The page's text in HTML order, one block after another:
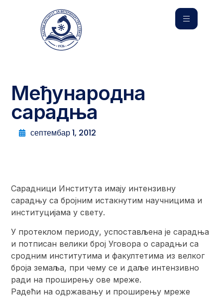
Међународна
сарадња
септембар 1, 2012
Сарадници Института имају интензивну
сарадњу са бројним истакнутим научницима и
институцијама у свету.
У протеклом периоду, успостављена је сарадња
и потписан велики број Уговора о сарадњи са
сродним институтима и факултетима из велког
броја земаља, при чему се и даље интензивно
ради на проширењу ове мреже.
Радећи на одржавању и проширењу мреже